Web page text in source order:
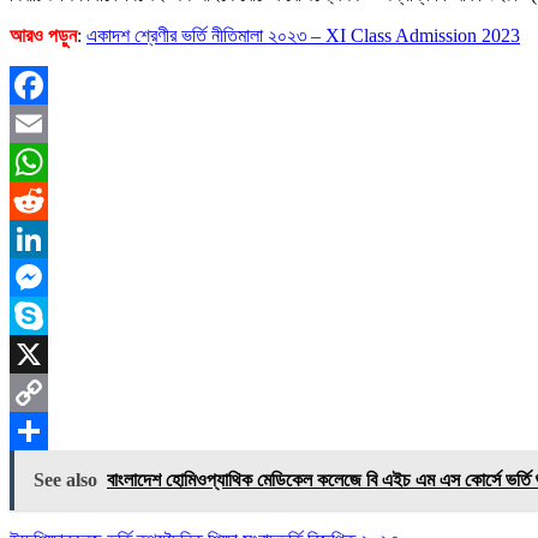
আরও পড়ুন: একাদশ শ্রেণীর ভর্তি নীতিমালা ২০২৩ – XI Class Admission 2023
Facebook
Email
WhatsApp
Reddit
LinkedIn
Messenger
Skype
X
Copy
Link
Share
See also বাংলাদেশ হোমিওপ্যাথিক মেডিকেল কলেজে বি এইচ এম এস কোর্সে